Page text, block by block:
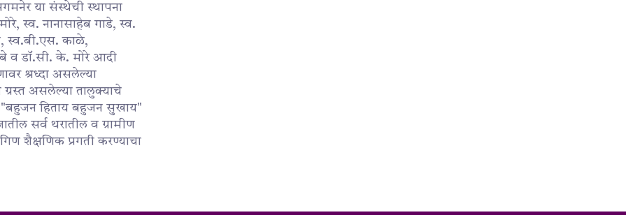
या संस्थेची स्थापना
स्व. नानासाहेब गाडे, स्व.
स्व.बी.एस. काळे,
व डॉ.सी. के. मोरे आदी
श्रध्दा असलेल्या
ग्रस्त असलेल्या तालुक्याचे
"बहुजन हिताय बहुजन सुखाय"
सर्व थरातील व ग्रामीण
शैक्षणिक प्रगती करण्याचा